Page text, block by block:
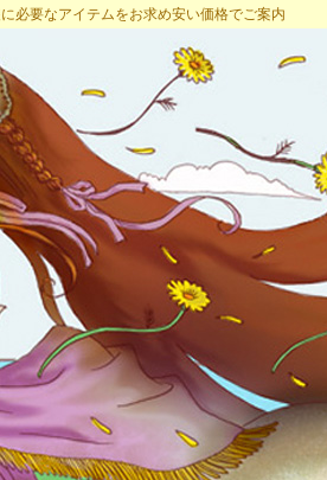
要なアイテムをお求め安い価格でご案内